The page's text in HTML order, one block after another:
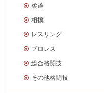
柔道
相撲
レスリング
プロレス
総合格闘技
その他格闘技